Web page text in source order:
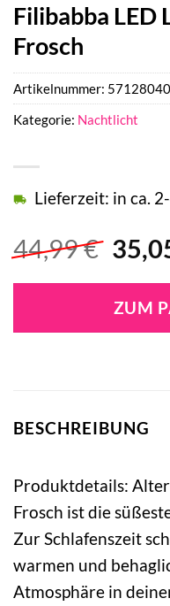
Filibabba LED
Frosch
44,99€
war:
Lieferzeit: in ca.
ZUM
Artikelnummer:
Kategorie: Nachtlicht
BESCHREIBUNG
Produktdetails:
Frosch ist die
Zur Schlafenszeit
warmen und
Atmosphäre in